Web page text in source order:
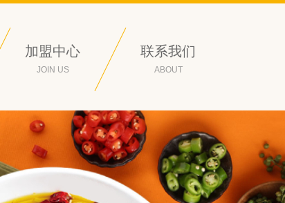
加盟中心
JOIN US
联系我们
ABOUT